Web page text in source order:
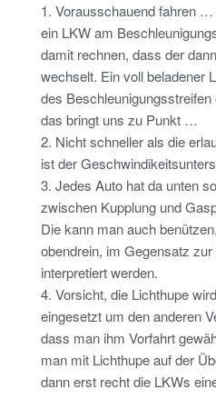
1. Vorausschauend fahren
ein LKW am
damit rechnen, dass der
wechselt. Ein voll beladener
des
das bringt uns zu Punkt …
2. Nicht schneller als die
ist der
3. Jedes Auto hat da unten
zwischen Kupplung und
Die kann man auch
obendrein, im Gegensatz
interpretiert werden.
4. Vorsicht, die Lichthupe
eingesetzt um den anderen
dass man ihm Vorfahrt
man mit Lichthupe auf der
dann erst recht die LKWs